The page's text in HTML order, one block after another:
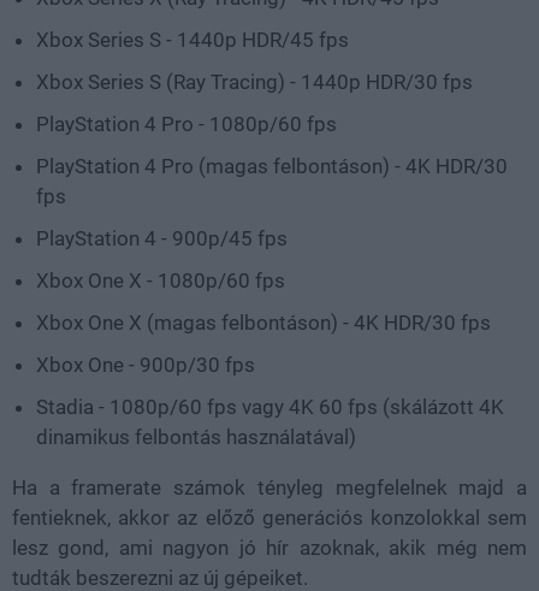
Xbox Series S - 1440p HDR/45 fps
Xbox Series S (Ray Tracing) - 1440p HDR/30 fps
PlayStation 4 Pro - 1080p/60 fps
PlayStation 4 Pro (magas felbontáson) - 4K HDR/30
fps
PlayStation 4 - 900p/45 fps
Xbox One X - 1080p/60 fps
Xbox One X (magas felbontáson) - 4K HDR/30 fps
Xbox One - 900p/30 fps
Stadia - 1080p/60 fps vagy 4K 60 fps (skálázott 4K
dinamikus felbontás használatával)
Ha a framerate számok tényleg megfelelnek majd a
fentieknek, akkor az előző generációs konzolokkal sem
lesz gond, ami nagyon jó hír azoknak, akik még nem
tudták beszerezni az új gépeiket.